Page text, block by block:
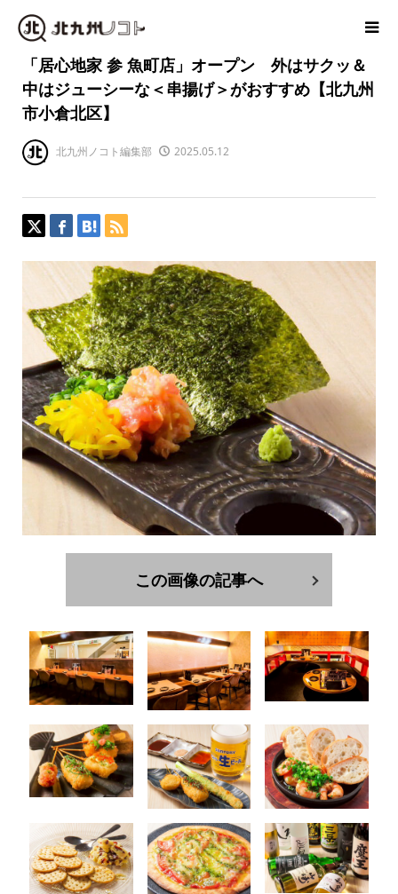
「居心地家 参 魚町店」オープン 外はサクッ＆
中はジューシーな＜串揚げ＞がおすすめ【北九州
市小倉北区】
北九州ノコト編集部 2025.05.12
この画像の記事へ